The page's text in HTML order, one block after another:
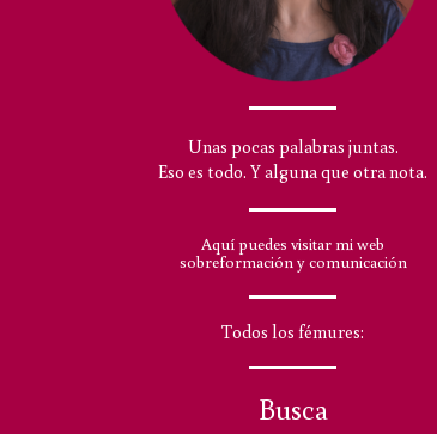
Unas pocas palabras juntas.
Eso es todo. Y alguna que otra nota.
Aquí puedes visitar mi web
sobreformación y comunicación
Todos los fémures:
Busca